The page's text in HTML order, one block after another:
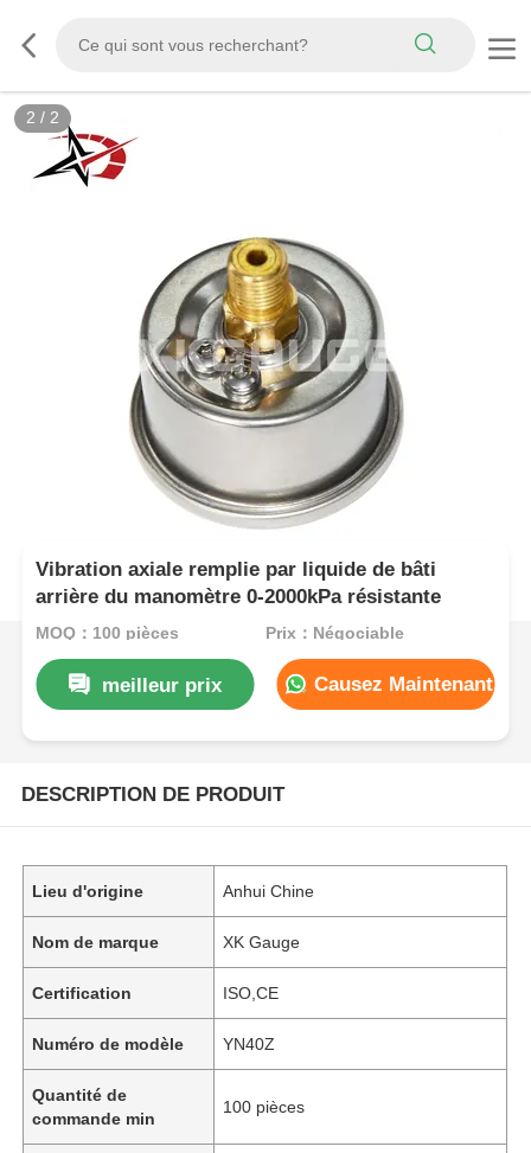
2 / 2
Vibration axiale remplie par liquide de bâti
arrière du manomètre 0-2000kPa résistante
MOQ：100 pièces Prix：Négociable
meilleur prix Causez Maintenant
DESCRIPTION DE PRODUIT
Lieu d'origine Anhui Chine
Nom de marque XK Gauge
Certification ISO,CE
Numéro de modèle YN40Z
Quantité de
commande min
100 pièces